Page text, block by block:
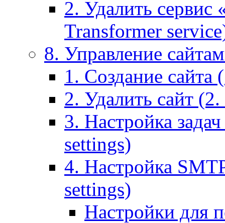
2. Удалить сервис
Transformer
8. Управление
1. Создание сайта
2. Удалить сайт
3. Настройка
settings)
4. Настройка
settings)
Настройки для